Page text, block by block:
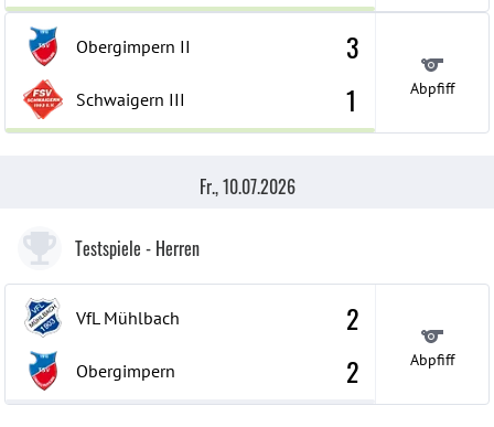
Obergimpern II
Schwaigern III
3
1
Abpfiff
Fr., 10.07.2026
Testspiele - Herren
VfL Mühlbach
Obergimpern
2
2
Abpfiff